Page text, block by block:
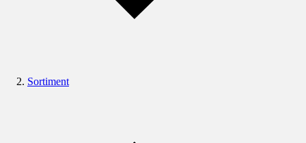
Sortiment